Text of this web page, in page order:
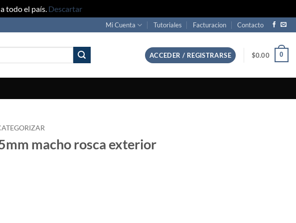
todo el país. Descartar
Mi Cuenta Tutoriales Facturacion Contacto
ACCEDER / REGISTRARSE $0.00 0
macho rosca exterior